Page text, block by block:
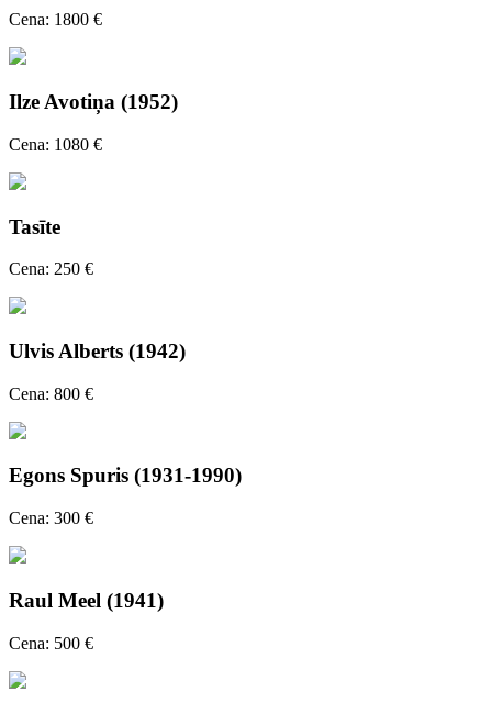
Cena: 1800 €
Ilze Avotiņa (1952)
Cena: 1080 €
Tasīte
Cena: 250 €
Ulvis Alberts (1942)
Cena: 800 €
Egons Spuris (1931-1990)
Cena: 300 €
Raul Meel (1941)
Cena: 500 €